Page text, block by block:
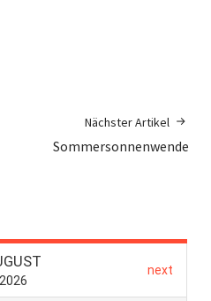
Nächster Artikel
Sommersonnenwende